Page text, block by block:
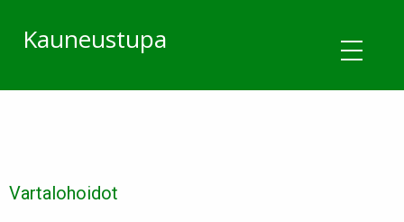
Kauneustupa
Vartalohoidot